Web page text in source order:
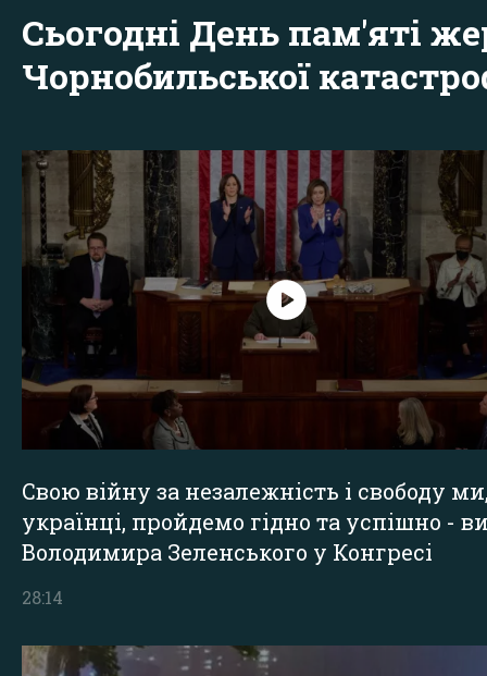
Сьогодні День пам'яті
Чорнобильської
Свою війну за незалежність і свободу
українці, пройдемо гідно та успішно -
Володимира Зеленського у Конгресі
28:14